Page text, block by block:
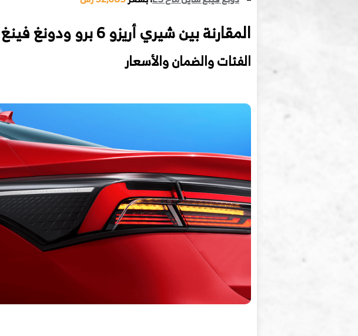
المقارنة بين شيري أريزو 6 برو ودونغ فينغ شاين ماخ
الفئات والضمان والأسعار